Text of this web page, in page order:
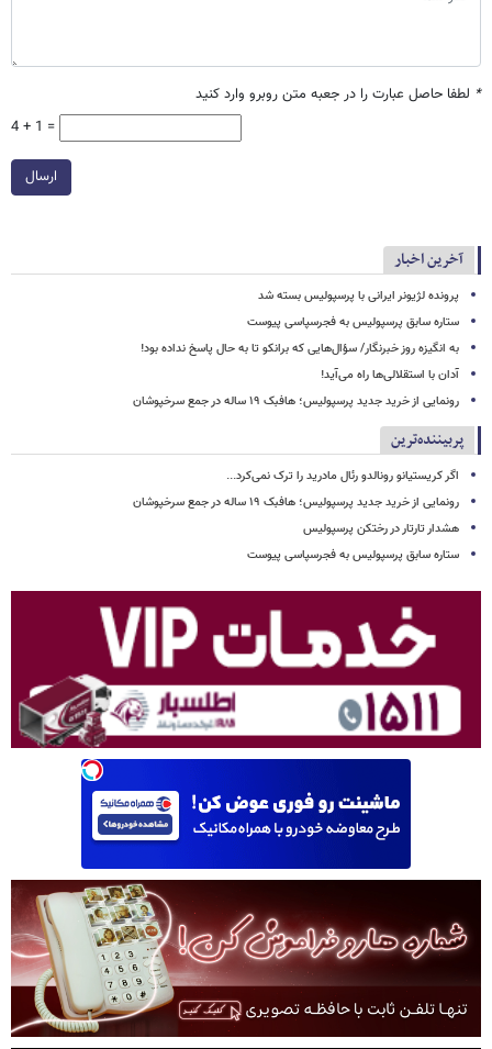
* لطفا حاصل عبارت را در جعبه متن روبرو وارد کنید
4 + 1 =
ارسال
آخرین اخبار
پرونده لژیونر ایرانی با پرسپولیس بسته شد
ستاره سابق پرسپولیس به فجرسپاسی پیوست
به انگیزه روز خبرنگار/ سؤال‌هایی که برانکو تا به حال پاسخ نداده بود!
آدان با استقلالی‌ها راه می‌آید!
رونمایی از خرید جدید پرسپولیس؛ هافبک ۱۹ ساله در جمع سرخپوشان
پربیننده‌ترین
اگر کریستیانو رونالدو رئال مادرید را ترک نمی‌کرد...
رونمایی از خرید جدید پرسپولیس؛ هافبک ۱۹ ساله در جمع سرخپوشان
هشدار تارتار در رختکن پرسپولیس
ستاره سابق پرسپولیس به فجرسپاسی پیوست